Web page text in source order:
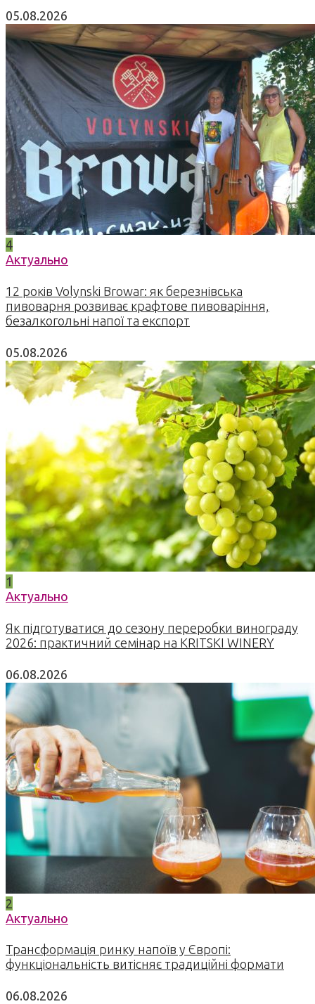
05.08.2026
4
Актуально
12 років Volynski Browar: як березнівська
пивоварня розвиває крафтове пивоваріння,
безалкогольні напої та експорт
05.08.2026
1
Актуально
Як підготуватися до сезону переробки винограду
2026: практичний семінар на KRITSKI WINERY
06.08.2026
2
Актуально
Трансформація ринку напоїв у Європі:
функціональність витісняє традиційні формати
06.08.2026